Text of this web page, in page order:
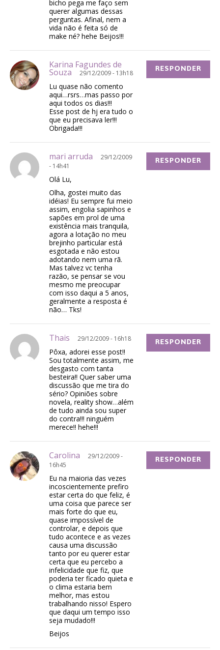
bicho pega me faço sem
querer algumas dessas
perguntas. Afinal, nem a
vida não é feita só de
make né? hehe Beijos!!!
Karina Fagundes de
Souza 29/12/2009 - 13h18
Lu quase não comento
aqui…rsrs…mas passo por
aqui todos os dias!!!
Esse post de hj era tudo o
que eu precisava ler!!!
Obrigada!!!
RESPONDER
mari arruda
29/12/2009
- 14h41
Olá Lu,
Olha, gostei muito das
idéias! Eu sempre fui meio
assim, engolia sapinhos e
sapões em prol de uma
existência mais tranquila,
agora a lotação no meu
brejinho particular está
esgotada e não estou
adotando nem uma rã.
Mas talvez vc tenha
razão, se pensar se vou
mesmo me preocupar
com isso daqui a 5 anos,
geralmente a resposta é
não… Tks!
RESPONDER
Thais 29/12/2009 - 16h18
Pôxa, adorei esse post!!
Sou totalmente assim, me
desgasto com tanta
besteira!! Quer saber uma
discussão que me tira do
sério? Opiniões sobre
novela, reality show…além
de tudo ainda sou super
do contra!!! ninguém
merece!! hehe!!!
RESPONDER
Carolina
29/12/2009 -
16h45
Eu na maioria das vezes
incoscientemente prefiro
estar certa do que feliz, é
uma coisa que parece ser
mais forte do que eu,
quase impossível de
controlar, e depois que
tudo acontece e as vezes
causa uma discussão
tanto por eu querer estar
certa que eu percebo a
infelicidade que fiz, que
poderia ter ficado quieta e
o clima estaria bem
melhor, mas estou
trabalhando nisso! Espero
que daqui um tempo isso
seja mudado!!!
Beijos
RESPONDER